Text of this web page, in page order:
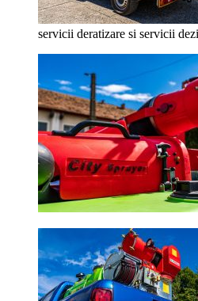
servicii deratizare si servicii